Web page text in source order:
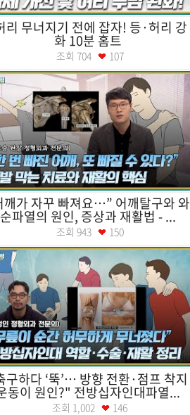
리 무너지기 전에 잡자! 등·허리 강
화 10분 홈트
조회 704 107
가 자꾸 빠져요…” 어깨탈구와 와
순파열의 원인, 증상과 재활법 - ...
조회 943 150
구하다 ‘뚝’… 방향 전환·점프 착지
동이 원인?" 전방십자인대파열...
조회 1,002 146